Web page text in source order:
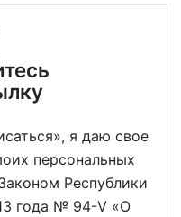
я даю свое
персональных
Республики
года № 94-V «О